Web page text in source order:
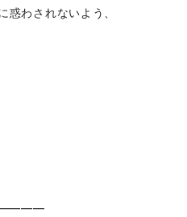
惑わされないよう、
★━━━━